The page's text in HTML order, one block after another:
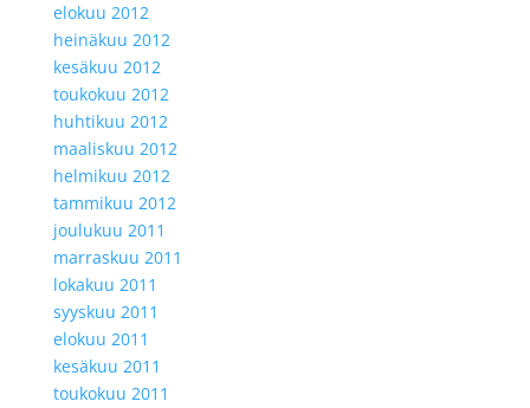
elokuu 2012
heinäkuu 2012
kesäkuu 2012
toukokuu 2012
huhtikuu 2012
maaliskuu 2012
helmikuu 2012
tammikuu 2012
joulukuu 2011
marraskuu 2011
lokakuu 2011
syyskuu 2011
elokuu 2011
kesäkuu 2011
toukokuu 2011